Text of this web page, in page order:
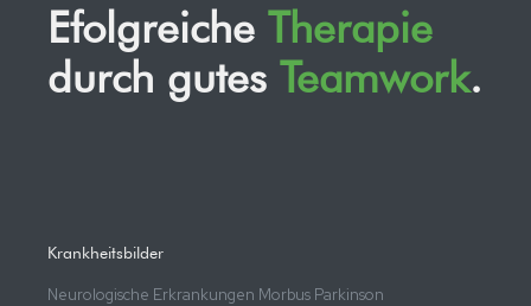
Efolgreiche Therapie
durch gutes Teamwork.
Krankheitsbilder
Neurologische Erkrankungen Morbus Parkinson